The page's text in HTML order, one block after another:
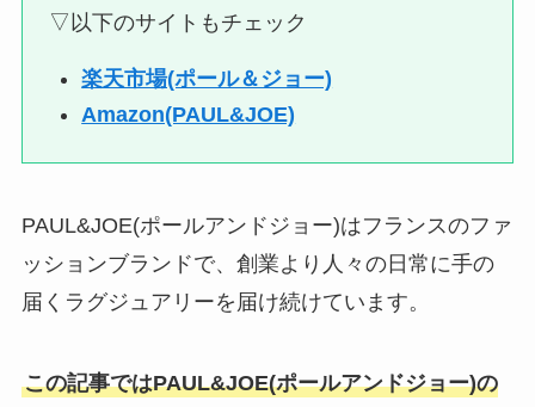
▽以下のサイトもチェック
楽天市場(ポール＆ジョー)
Amazon(PAUL&JOE)
PAUL&JOE(ポールアンドジョー)はフランスのファ
ッションブランドで、創業より人々の日常に手の
届くラグジュアリーを届け続けています。
この記事ではPAUL&JOE(ポールアンドジョー)の